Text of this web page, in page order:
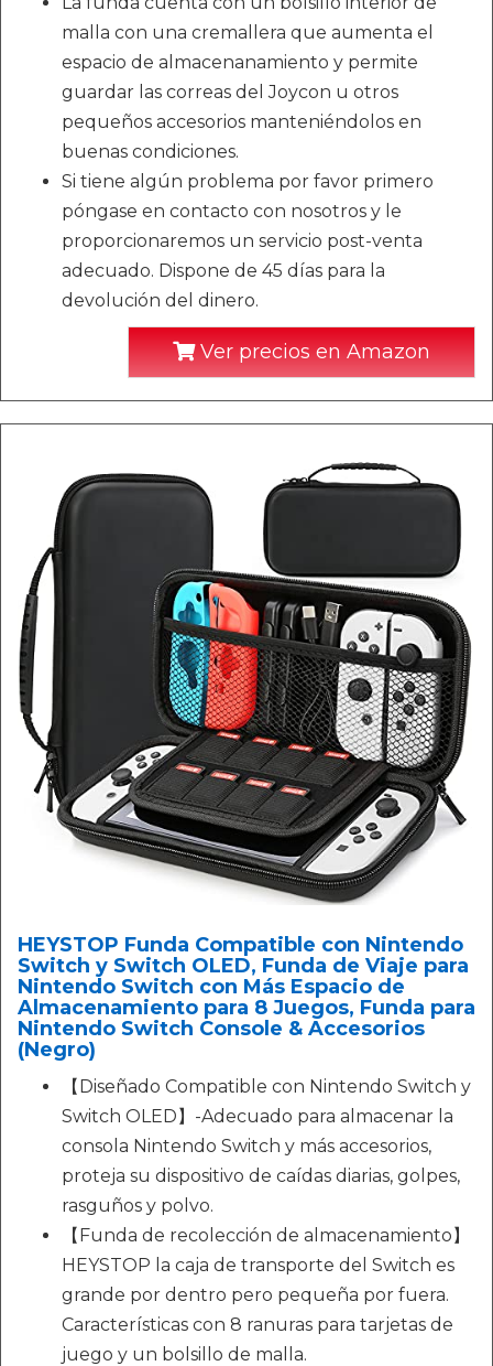
malla con una cremallera que aumenta el
espacio de almacenanamiento y permite
guardar las correas del Joycon u otros
pequeños accesorios manteniéndolos en
buenas condiciones.
Si tiene algún problema por favor primero
póngase en contacto con nosotros y le
proporcionaremos un servicio post-venta
adecuado. Dispone de 45 días para la
devolución del dinero.
Ver precios en Amazon
HEYSTOP Funda Compatible con Nintendo
Switch y Switch OLED, Funda de Viaje para
Nintendo Switch con Más Espacio de
Almacenamiento para 8 Juegos, Funda para
Nintendo Switch Console & Accesorios
(Negro)
【Diseñado Compatible con Nintendo Switch y
Switch OLED】-Adecuado para almacenar la
consola Nintendo Switch y más accesorios,
proteja su dispositivo de caídas diarias, golpes,
rasguños y polvo.
【Funda de recolección de almacenamiento】
HEYSTOP la caja de transporte del Switch es
grande por dentro pero pequeña por fuera.
Características con 8 ranuras para tarjetas de
juego y un bolsillo de malla.